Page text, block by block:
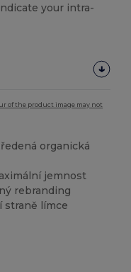
your intra-
of the product image may not
organická
jemnost
rebranding
straně límce